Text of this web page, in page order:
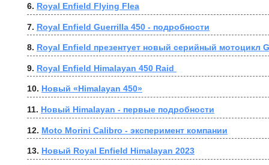
6. Royal Enfield Flying Flea
7. Royal Enfield Guerrilla 450 - подробности
8. Royal Enfield презентует новый серийный мотоцикл
9. Royal Enfield Himalayan 450 Raid
10. Новый «Himalayan 450»
11. Новый Himalayan - первые подробности
12. Moto Morini Calibro - эксперимент компании
13. Новый Royal Enfield Himalayan 2023